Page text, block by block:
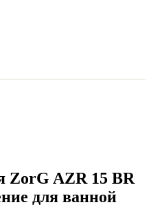
ZorG AZR 15 BR
для ванной